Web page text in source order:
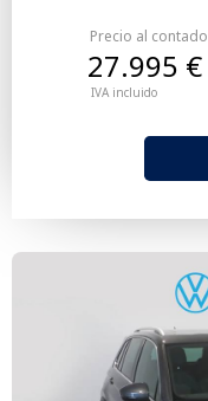
Precio al contado
IVA incluido
27.995 €